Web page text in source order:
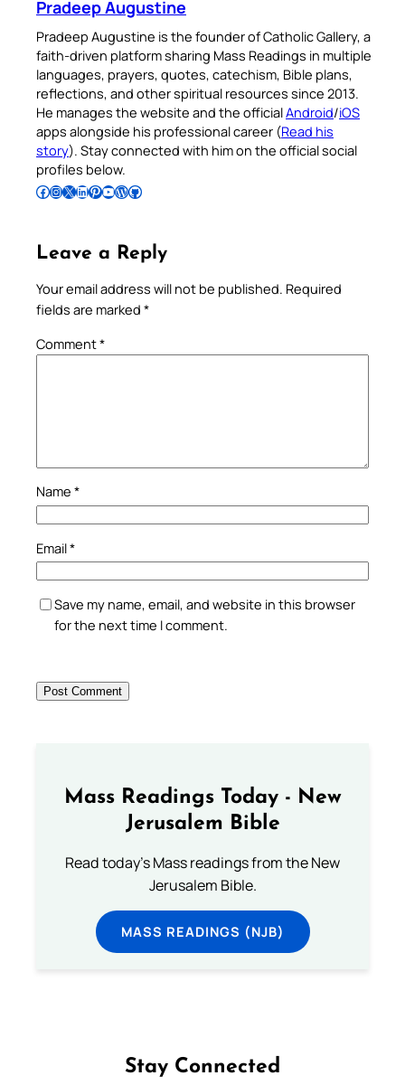
Pradeep Augustine
Pradeep Augustine is the founder of Catholic Gallery, a
faith-driven platform sharing Mass Readings in multiple
languages, prayers, quotes, catechism, Bible plans,
reflections, and other spiritual resources since 2013.
He manages the website and the officialAndroid/iOS
apps alongside his professional career (Read his
story). Stay connected with him on the official social
profiles below.
Follow Pradeep on Facebook Follow Pradeep on InstagramFollow Pradeep on X Follow Pradeep on LinkedIn Follow Pradeep on Pinterest Subscribe to Pradeep’s Youtube Channel Follow Pradeep on WordPress Follow Pradeep on GitHub
Leave a Reply
Your email address will not be published. Required
fields are marked *
Comment*
Name *
Email*
Save my name, email, and website in this browser
for the next time I comment.
Mass Readings Today - New
Jerusalem Bible
Read today's Mass readings from the New
Jerusalem Bible.
MASS READINGS (NJB)
Stay Connected